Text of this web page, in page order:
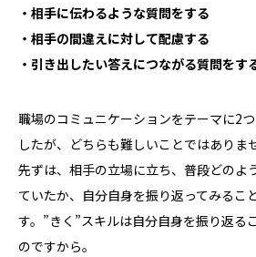
・相手に伝わるような質問をする
・相手の間違えに対して配慮する
・引き出したい答えにつながる質問をす
職場のコミュニケーションをテーマに2
したが、どちらも難しいことではありま
先ずは、相手の立場に立ち、普段どのよ
ていたか、自分自身を振り返ってみるこ
す。”きく”スキルは自分自身を振り返る
のですから。